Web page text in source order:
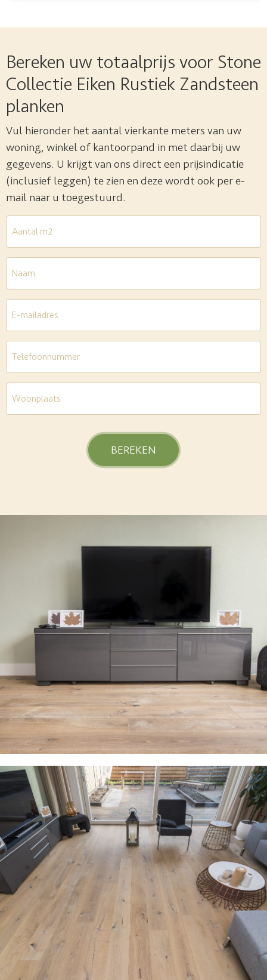
Bereken uw totaalprijs voor Stone
Collectie Eiken Rustiek Zandsteen
planken
Vul hieronder het aantal vierkante meters van uw
woning, winkel of kantoorpand in met daarbij uw
gegevens. U krijgt van ons direct een prijsindicatie
(inclusief leggen) te zien en deze wordt ook per e-
mail naar u toegestuurd.
Aantal
m2 *
Naam
E-
mailadres *
Telefoon
Woonplaats